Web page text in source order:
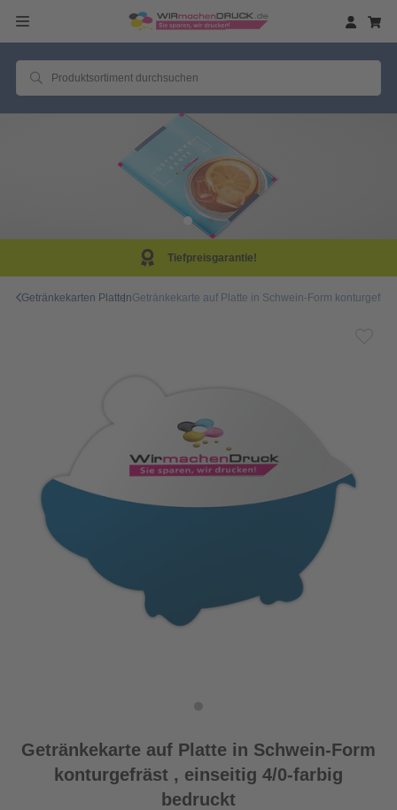
Getränkekarten PlattenGetränkekarte auf Platte in Schwein-Form
Getränkekarte auf Platte in Schwein-Form
konturgefräst , einseitig 4/0-farbig
bedruckt